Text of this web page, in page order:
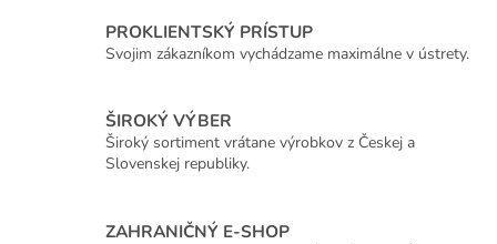
PROKLIENTSKÝ PRÍSTUP
Svojim zákazníkom vychádzame maximálne v ústrety.
ŠIROKÝ VÝBER
Široký sortiment vrátane výrobkov z Českej a
Slovenskej republiky.
ZAHRANIČNÝ E-SHOP